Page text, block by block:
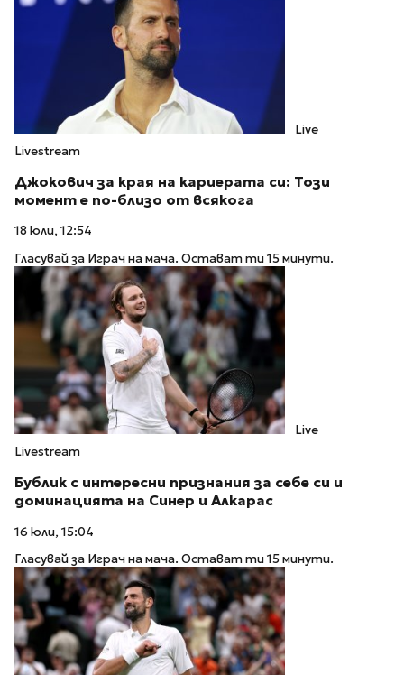
Live
Livestream
Джокович за края на кариерата си: Този
момент е по-близо от всякога
18 юли, 12:54
Гласувай за Играч на мача. Остават ти 15 минути.
Live
Livestream
Бублик с интересни признания за себе си и
доминацията на Синер и Алкарас
16 юли, 15:04
Гласувай за Играч на мача. Остават ти 15 минути.